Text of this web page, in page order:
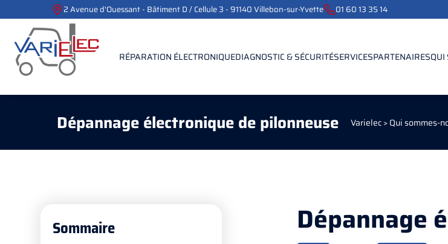
2 Avenue d'Ouessant - Bâtiment D / Cellule 3 - 91140 Villebon-sur-Yvette 01 60 13 35 14
RÉPARATION ÉLECTRONIQUEDIAGNOSTIC & SÉCURITÉSERVICESPARTENAIRESQUI
Dépannage électronique de pilonneuse Varielec>Qui sommes-
Sommaire Dépannage